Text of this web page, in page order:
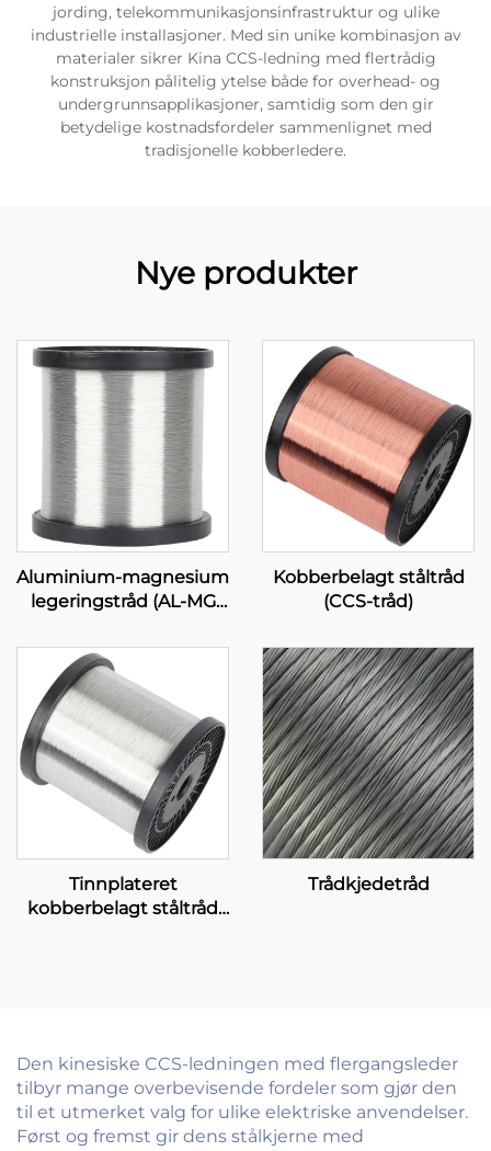
jording, telekommunikasjonsinfrastruktur og ulike
industrielle installasjoner. Med sin unike kombinasjon av
materialer sikrer Kina CCS-ledning med flertrådig
konstruksjon pålitelig ytelse både for overhead- og
undergrunnsapplikasjoner, samtidig som den gir
betydelige kostnadsfordeler sammenlignet med
tradisjonelle kobberledere.
Nye produkter
Aluminium-magnesium
legeringstråd (AL-MG
Kobberbelagt ståltråd
(CCS-tråd)
Tinnplateret
kobberbelagt ståltråd
Trådkjedetråd
Den kinesiske CCS-ledningen med flergangsleder
tilbyr mange overbevisende fordeler som gjør den
til et utmerket valg for ulike elektriske anvendelser.
Først og fremst gir dens stålkjerne med